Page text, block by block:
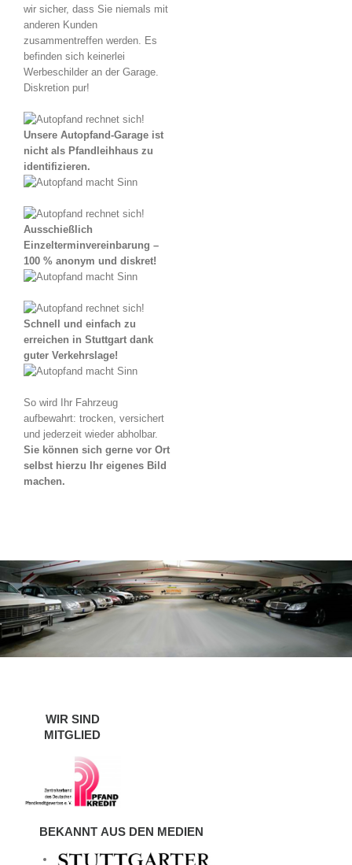
wir sicher, dass Sie niemals mit
anderen Kunden
zusammentreffen werden. Es
befinden sich keinerlei
Werbeschilder an der Garage.
Diskretion pur!
Unsere Autopfand-Garage ist
nicht als Pfandleihhaus zu
identifizieren.
Ausschießlich
Einzelterminvereinbarung –
100 % anonym und diskret!
Schnell und einfach zu
erreichen in Stuttgart dank
guter Verkehrslage!
So wird Ihr Fahrzeug
aufbewahrt: trocken, versichert
und jederzeit wieder abholbar.
Sie können sich gerne vor Ort
selbst hierzu Ihr eigenes Bild
machen.
WIR SIND
MITGLIED
BEKANNT AUS DEN MEDIEN